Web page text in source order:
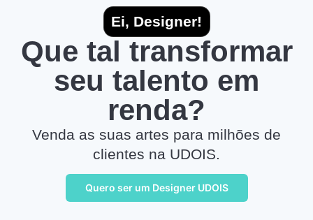
Ei, Designer!
Que tal transformar
seu talento em
renda?
Venda as suas artes para milhões de
clientes na UDOIS.
Quero ser um Designer UDOIS